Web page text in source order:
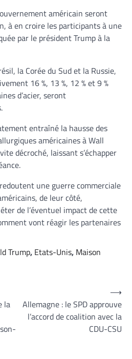
américain seront
à en croire les participants à une
par le président Trump à la
la Corée du Sud et la Russie,
16 %, 13 %, 12 % et 9 %
d’acier, seront
entraîné la hausse des
américaines à Wall
décroché, laissant s’échapper
une guerre commerciale
de leur côté,
de l’éventuel impact de cette
vont réagir les partenaires
Trump, Etats-Unis, Maison
la
Allemagne : le SPD approuve
l’accord de coalition avec la
CDU-CSU
⟶